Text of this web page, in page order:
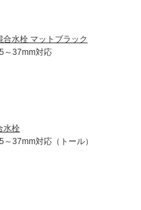
水栓 マットブラック
～37mm対応
水栓
37mm対応（トール）